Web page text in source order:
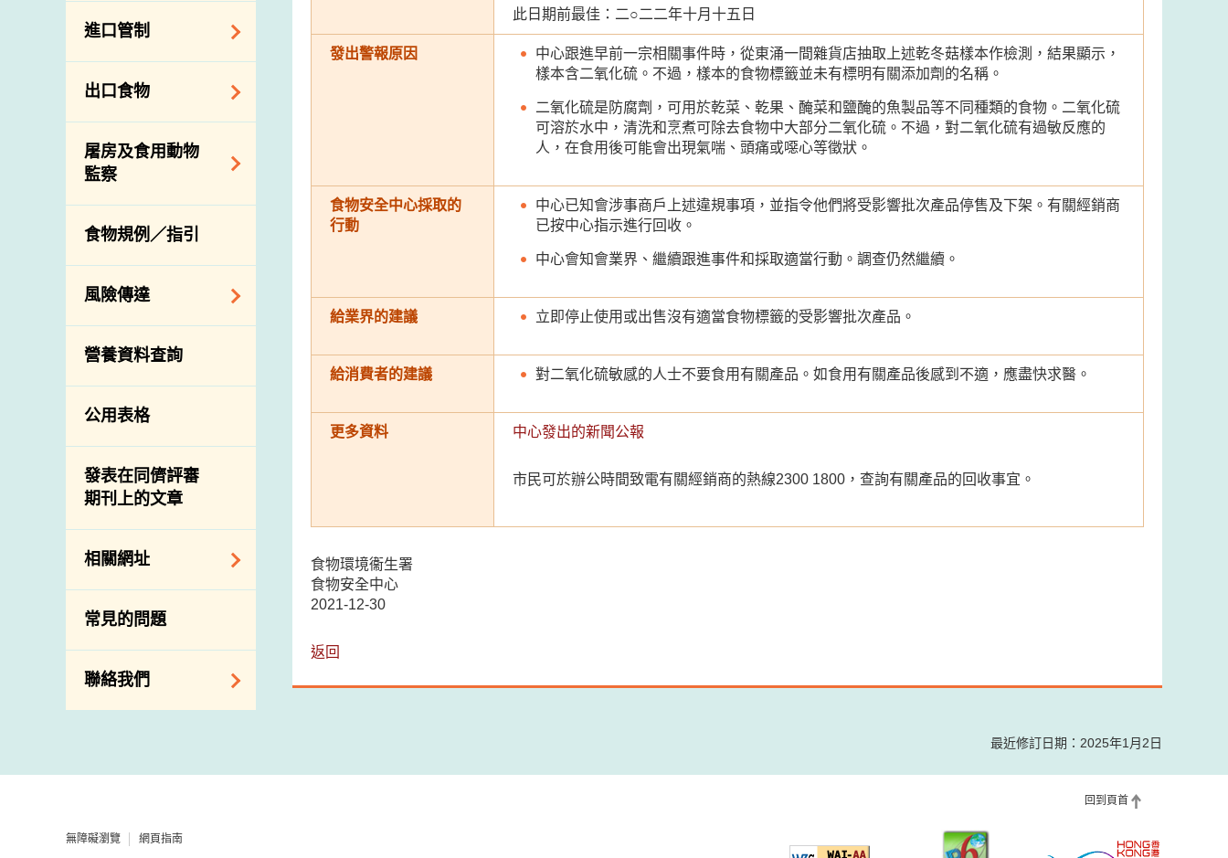
食物安全重點控制
系統
基因改造食物
資料
食物安全之風險評
估
食物事故應變及管
理
食物消費量調查
總膳食研究
有機食物
高風險食物
抗菌素耐藥性
食物安全專家委員
會
消費者聯繫小組
進口管制
食物進口商和食物
分銷商登記制度
絡內地有關當局
進口食物管制
口檢驗
出口食物
出口驗證
出口食物往內地
出口商及業界的消
息
屠房及食用動物
監察
規管農業化學物及
獸醫藥物在食用動
物上的使用
屠房及疾病監測
宰前檢驗
宰後檢驗
結果
屠房及肉類檢驗
食物規例／指引
風險傳達
主題項目
項目及活動
資訊平台
下載
公開比賽
營養資料查詢
公用表格
發表在同儕評審
期刊上的文章
相關網址
相關政府部門／機
構
常見的問題
聯絡我們
地址及電話
郵件貼上足夠郵資
此日期前最佳：二○二二年十月十五日
發出警報原因
中心跟進早前一宗相關事件時，從東涌一間雜貨店抽取上述乾冬菇樣本作檢測，結果顯示，
樣本含二氧化硫。不過，樣本的食物標籤並未有標明有關添加劑的名稱。
二氧化硫是防腐劑，可用於乾菜、乾果、醃菜和鹽醃的魚製品等不同種類的食物。二氧化硫
可溶於水中，清洗和烹煮可除去食物中大部分二氧化硫。不過，對二氧化硫有過敏反應的
人，在食用後可能會出現氣喘、頭痛或噁心等徵狀。
食物安全中心採取的
行動
中心已知會涉事商戶上述違規事項，並指令他們將受影響批次產品停售及下架。有關經銷商
已按中心指示進行回收。
中心會知會業界、繼續跟進事件和採取適當行動。調查仍然繼續。
給業界的建議 立即停止使用或出售沒有適當食物標籤的受影響批次產品。
給消費者的建議 對二氧化硫敏感的人士不要食用有關產品。如食用有關產品後感到不適，應盡快求醫。
更多資料 中心發出的新聞公報
市民可於辦公時間致電有關經銷商的熱線2300 1800，查詢有關產品的回收事宜。
食物環境衞生署
食物安全中心
2021-12-30
返回
最近修訂日期：2025年1月2日
回到頁首
無障礙瀏覽 網頁指南